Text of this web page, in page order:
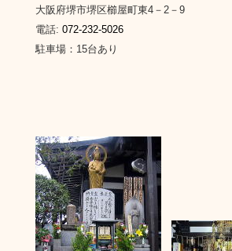
大阪府堺市堺区櫛屋町東4－2－9
電話: 072-232-5026
駐車場：15台あり